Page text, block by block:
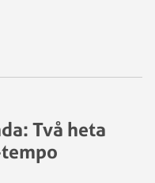
Två heta